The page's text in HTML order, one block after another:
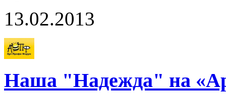
13.02.2013
Наша "Надежда" на